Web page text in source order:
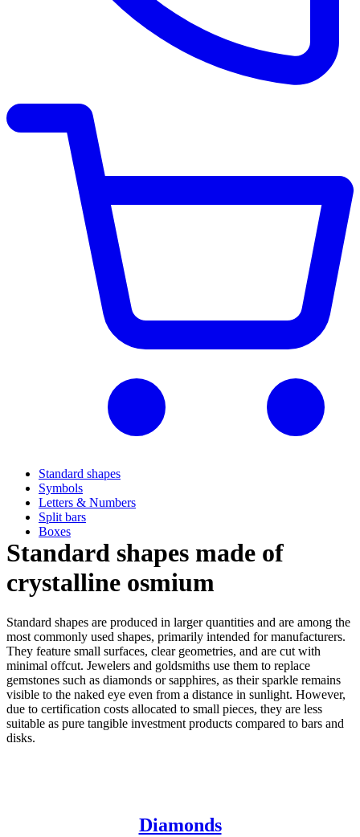
Standard shapes
Symbols
Letters & Numbers
Split bars
Boxes
Standard shapes made of
crystalline osmium
Standard shapes are produced in larger quantities and are among the
most commonly used shapes, primarily intended for manufacturers.
They feature small surfaces, clear geometries, and are cut with
minimal offcut. Jewelers and goldsmiths use them to replace
gemstones such as diamonds or sapphires, as their sparkle remains
visible to the naked eye even from a distance in sunlight. However,
due to certification costs allocated to small pieces, they are less
suitable as pure tangible investment products compared to bars and
disks.
Diamonds